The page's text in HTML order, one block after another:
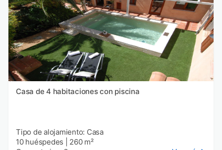
Casa de 4 habitaciones con piscina
Tipo de alojamiento: Casa
10 huéspedes
260 m²